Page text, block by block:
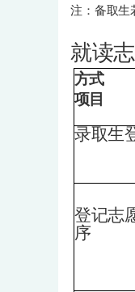
注：备取生
就读
方式
项目
录取生
登记志
序